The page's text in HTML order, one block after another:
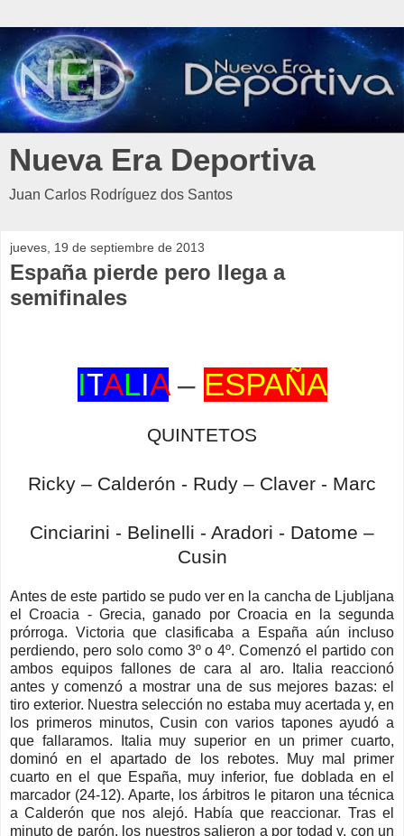
Nueva Era Deportiva
Juan Carlos Rodríguez dos Santos
jueves, 19 de septiembre de 2013
España pierde pero llega a
semifinales
ITALIA– ESPAÑA
QUINTETOS
Ricky – Calderón - Rudy – Claver - Marc
Cinciarini - Belinelli - Aradori - Datome –
Cusin
Antes de este partido se pudo ver en la cancha de Ljubljana
el Croacia - Grecia, ganado por Croacia en la segunda
prórroga. Victoria que clasificaba a España aún incluso
perdiendo, pero solo como 3º o 4º. Comenzó el partido con
ambos equipos fallones de cara al aro. Italia reaccionó
antes y comenzó a mostrar una de sus mejores bazas: el
tiro exterior. Nuestra selección no estaba muy acertada y, en
los primeros minutos, Cusin con varios tapones ayudó a
que fallaramos. Italia muy superior en un primer cuarto,
dominó en el apartado de los rebotes. Muy mal primer
cuarto en el que España, muy inferior, fue doblada en el
marcador (24-12). Aparte, los árbitros le pitaron una técnica
a Calderón que nos alejó. Había que reaccionar. Tras el
minuto de parón, los nuestros salieron a por todad y, con un